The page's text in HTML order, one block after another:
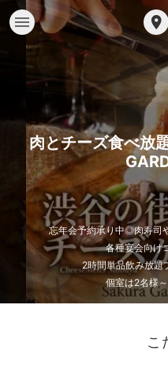
肉とチーズ食べ放
忘年会予約承り中◎肉寿司
各種宴会向け
2時間単品飲み放題
個室は2名様
こ